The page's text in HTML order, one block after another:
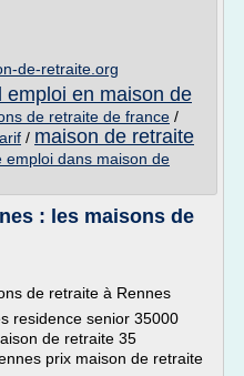
de-retraite.org
emploi en maison de
de retraite de france /
/ maison de retraite
emploi dans maison de
: les maisons de
de retraite à Rennes
residence senior 35000
de retraite 35
prix maison de retraite